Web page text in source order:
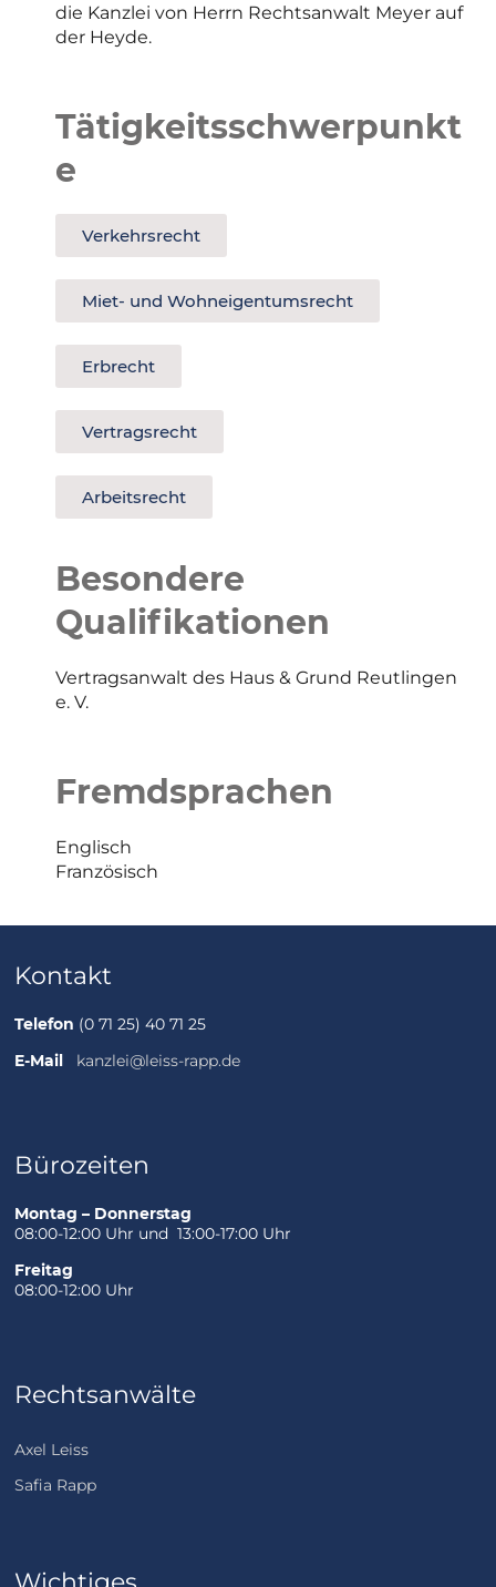
die Kanzlei von Herrn Rechtsanwalt Meyer auf
der Heyde.
Tätigkeitsschwerpunkt
e
Verkehrsrecht
Miet- und Wohneigentumsrecht
Erbrecht
Vertragsrecht
Arbeitsrecht
Besondere
Qualifikationen
Vertragsanwalt des Haus & Grund Reutlingen
e. V.
Fremdsprachen
Englisch
Französisch
Kontakt
Telefon (0 71 25) 40 71 25
E-Mail
kanzlei@leiss-rapp.de
Bürozeiten
Montag – Donnerstag
08:00-12:00 Uhr und 13:00-17:00 Uhr
Freitag
08:00-12:00 Uhr
Rechtsanwälte
Axel Leiss
Safia Rapp